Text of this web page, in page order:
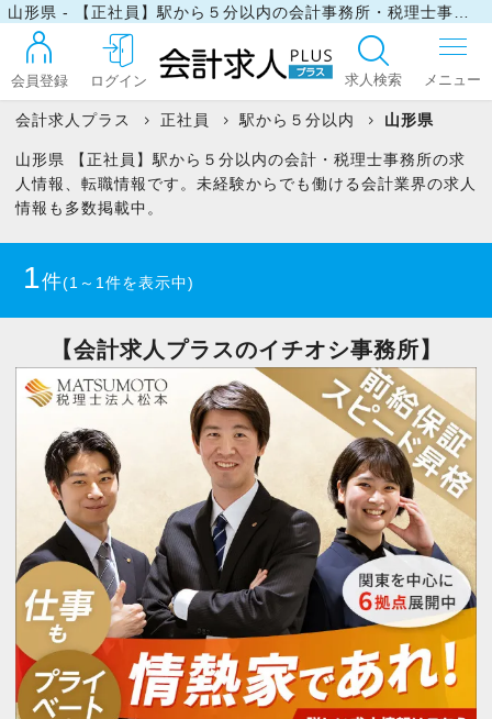
会員登録 ログイン 求人検索
ログイン
マイリスト
お問い合わせ
今すぐ会員登録
PC版サイトを見る
採用ご担当者様
会計求人プラス 正社員 駅から５分以内 山形県
山形県 【正社員】駅から５分以内の会計・税理士事務所の求
人情報、転職情報です。未経験からでも働ける会計業界の求人
情報も多数掲載中。
1件(1～1件を表示中)
【会計求人プラスのイチオシ事務所】